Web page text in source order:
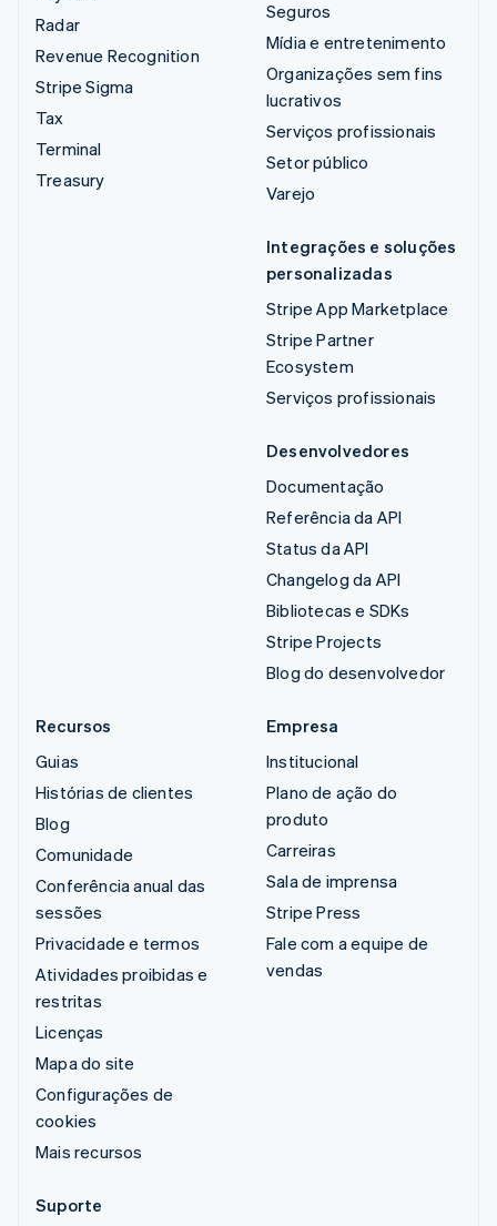
Radar
Revenue Recognition
Stripe Sigma
Tax
Terminal
Treasury
Seguros
Mídia e entretenimento
Organizações sem fins
lucrativos
Serviços profissionais
Setor público
Varejo
Integrações e soluções
personalizadas
Stripe App Marketplace
Stripe Partner
Ecosystem
Serviços profissionais
Desenvolvedores
Documentação
Referência da API
Status da API
Changelog da API
Bibliotecas e SDKs
Stripe Projects
Blog do desenvolvedor
Recursos
Guias
Histórias de clientes
Blog
Comunidade
Conferência anual das
sessões
Privacidade e termos
Atividades proibidas e
restritas
Licenças
Mapa do site
Configurações de
cookies
Mais recursos
Empresa
Institucional
Plano de ação do
produto
Carreiras
Sala de imprensa
Stripe Press
Fale com a equipe de
vendas
Suporte